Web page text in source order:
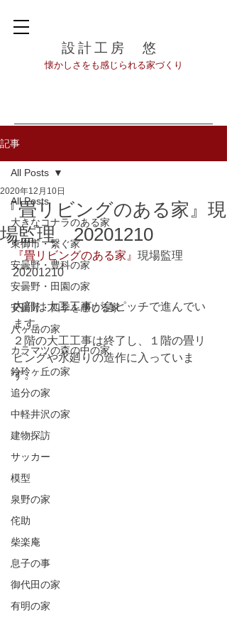
設計工房 悠
​懐かしさをも感じられる家づくり
記事
All Posts
大きなコナラのある家
東御市・繋ぐ家
安曇野・豊科の家
安曇野・田園の家
安曇野・四季を感じる家
八ヶ岳の家
カラマツの森の中の家
鈴玲ヶ丘の家
追分の家
中軽井沢の家
建物探訪
サッカー
模型
泉野の家
侘助
柴楽庵
息子の事
御代田の家
有明の家
All Posts
『畳リビングのある家』現
場監理 20201210
2020年12月10日
『畳リビングのある家』 現場監理
20201210
内部は大工工事が急ピッチで進んでい
ます。
２階の大工工事は終了し、１階の畳リ
ビングや水廻りの造作に入っていま
す。